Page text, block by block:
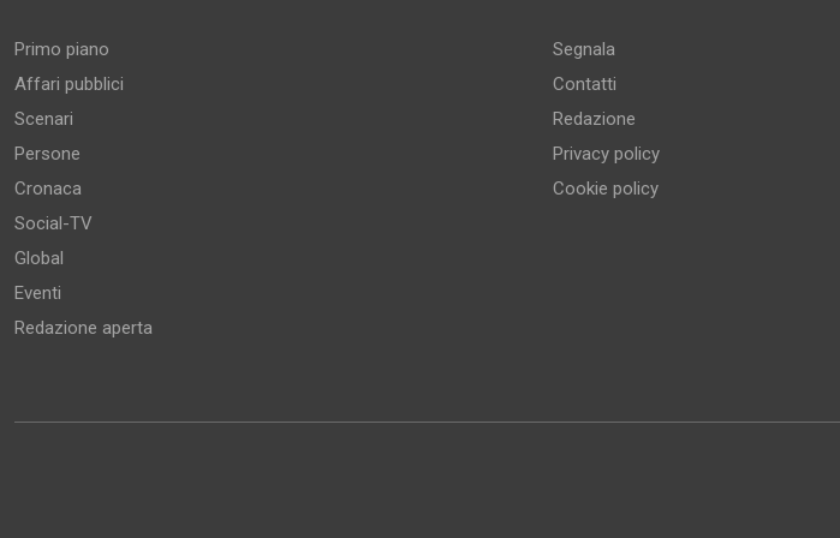
Primo piano
Affari pubblici
Scenari
Persone
Cronaca
Social-TV
Global
Eventi
Redazione aperta
Segnala
Contatti
Redazione
Privacy policy
Cookie policy